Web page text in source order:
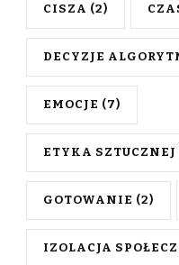
CISZA (2)
DECYZJE
EMOCJE (7)
ETYKA
GOTOWANIE (2)
IZOLACJA